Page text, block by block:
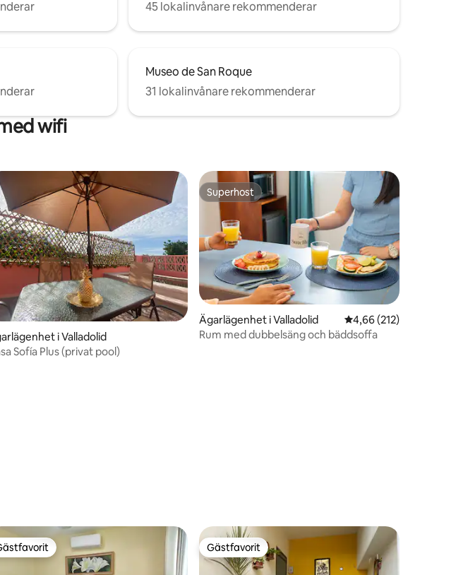
45 lokalinvånare rekommenderar
Museo de San Roque
31 lokalinvånare rekommenderar
wifi
betyg, 51 omdömen
i Valladolid
Sofía Plus (privat pool)
Superhost
Superhost
Ägarlägenhet i Valladolid 4,66 av 5 i
4,66 (212)
Rum med dubbelsäng och bäddsoffa
Gästfavorit
Gästfavorit